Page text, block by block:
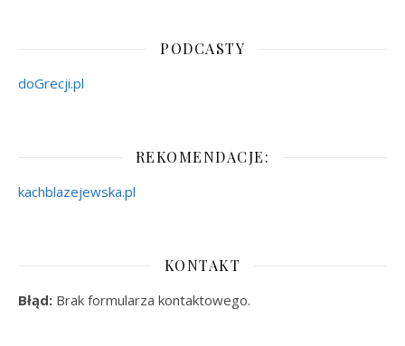
PODCASTY
doGrecji.pl
REKOMENDACJE:
kachblazejewska.pl
KONTAKT
Błąd: Brak formularza kontaktowego.